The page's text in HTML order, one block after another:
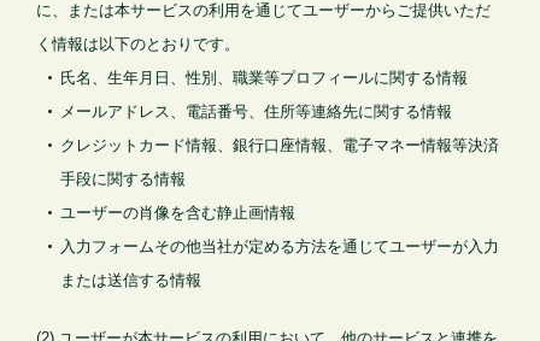
に、または本サービスの利用を通じてユーザーからご提供いただ
く情報は以下のとおりです。
氏名、生年月日、性別、職業等プロフィールに関する情報
メールアドレス、電話番号、住所等連絡先に関する情報
クレジットカード情報、銀行口座情報、電子マネー情報等決済
手段に関する情報
ユーザーの肖像を含む静止画情報
入力フォームその他当社が定める方法を通じてユーザーが入力
または送信する情報